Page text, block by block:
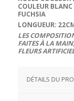
COULEUR BLANC
FUCHSIA
LONGUEUR:
LES
FAITES À LA
FLEURS
DÉTAILS DU